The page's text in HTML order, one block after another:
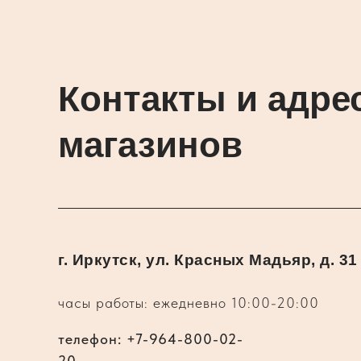
Контакты и
магазинов
часы работы: ежедневно 10:00-20:00
г. Иркутск, ул. Красных Мадьяр, д. 31
телефон: +7-964-800-02-